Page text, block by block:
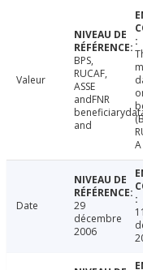
Valeur
BPS,
RUCAF,
ASSE
andFNR
and
A
Date
29
décembre
2006
11